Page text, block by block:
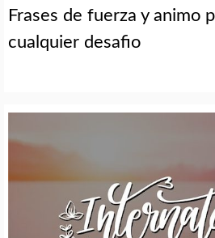
Frases de fuerza y animo
cualquier desafio